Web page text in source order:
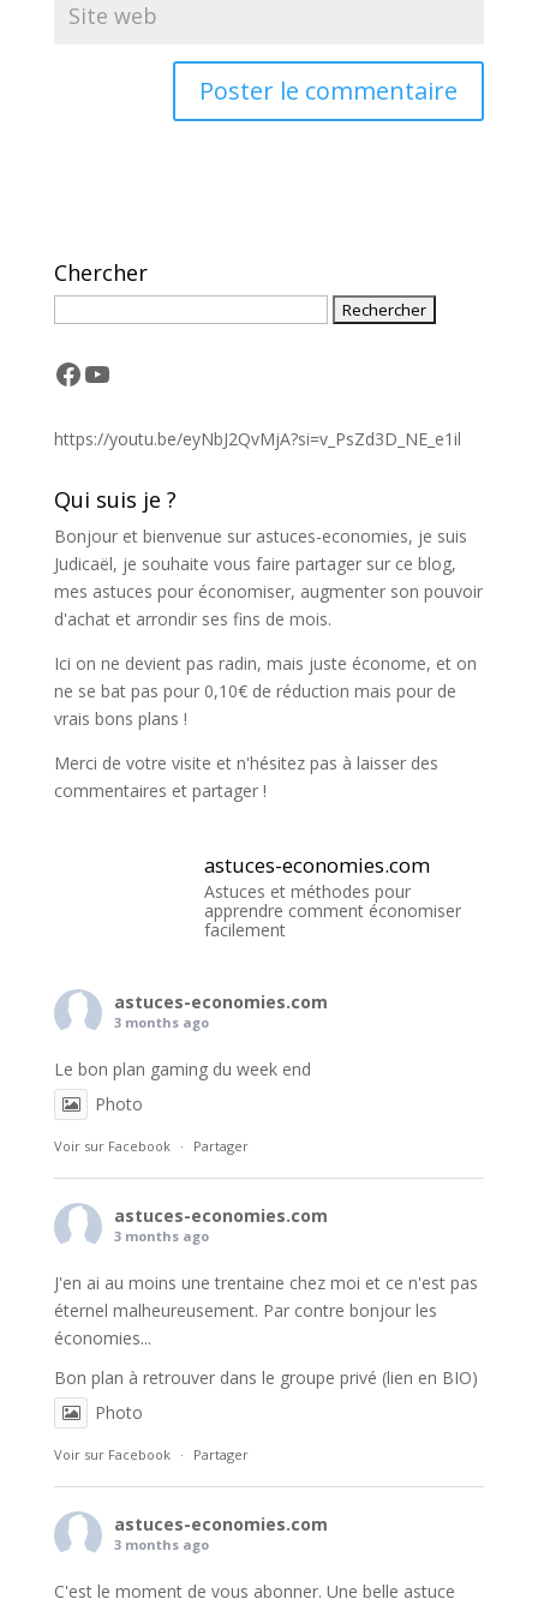
n
a
t
v
:
Chercher
Facebook
YouTube
https://youtu.be/eyNbJ2QvMjA?si=v_PsZd3D_NE_e1il
Qui suis je ?
Bonjour et bienvenue sur astuces-economies, je suis
Judicaël, je souhaite vous faire partager sur ce blog,
mes astuces pour économiser, augmenter son pouvoir
d'achat et arrondir ses fins de mois.
Ici on ne devient pas radin, mais juste économe, et on
ne se bat pas pour 0,10€ de réduction mais pour de
vrais bons plans !
Merci de votre visite et n'hésitez pas à laisser des
commentaires et partager !
astuces-economies.com
Astuces et méthodes pour
apprendre comment économiser
facilement
astuces-economies.com
3 months ago
Le bon plan gaming du week end
Photo
Voir sur Facebook · Partager
astuces-economies.com
3 months ago
J'en ai au moins une trentaine chez moi et ce n'est pas
éternel malheureusement. Par contre bonjour les
économies...
Bon plan à retrouver dans le groupe privé (lien en BIO)
Photo
Voir sur Facebook · Partager
astuces-economies.com
3 months ago
C'est le moment de vous abonner. Une belle astuce